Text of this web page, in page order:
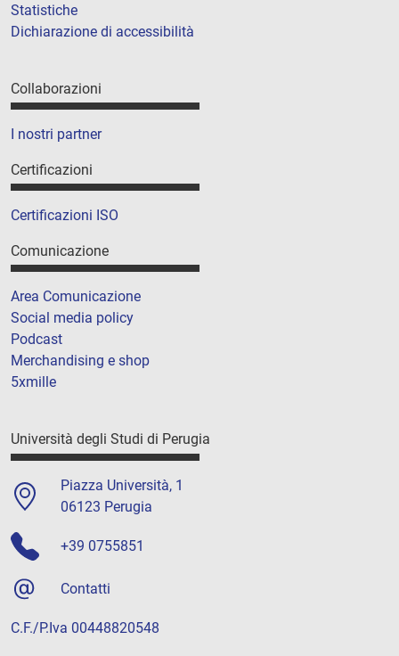
Statistiche
Dichiarazione di accessibilità
Collaborazioni
I nostri partner
Certificazioni
Certificazioni ISO
Comunicazione
Area Comunicazione
Social media policy
Podcast
Merchandising e shop
5xmille
Università degli Studi di Perugia
Piazza Università, 1
06123 Perugia
+39 0755851
Contatti
C.F./P.Iva 00448820548